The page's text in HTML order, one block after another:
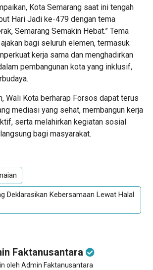
Kota Semarang saat ini tengah
Hari Jadi ke-479 dengan tema
Semarang Semakin Hebat.” Tema
bagi seluruh elemen, termasuk
kerja sama dan menghadirkan
pembangunan kota yang inklusif,
Wali Kota berharap Forsos dapat terus
mediasi yang sehat, membangun kerja
serta melahirkan kegiatan sosial
bagi masyarakat.
Deklarasikan Kebersamaan Lewat Halal
Faktanusantara
oleh Admin Faktanusantara